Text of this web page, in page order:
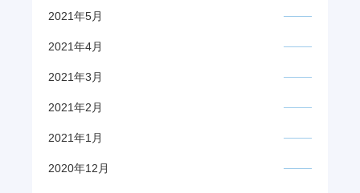
2021年5月
2021年4月
2021年3月
2021年2月
2021年1月
2020年12月